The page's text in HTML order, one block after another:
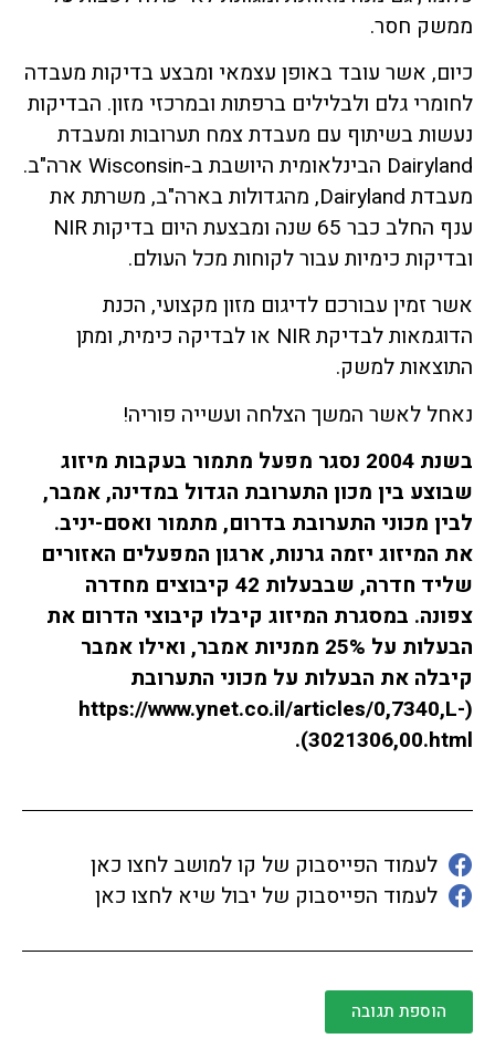
ממשק חסר.
כיום, אשר עובד באופן עצמאי ומבצע בדיקות מעבדה
לחומרי גלם ולבלילים ברפתות ובמרכזי מזון. הבדיקות
נעשות בשיתוף עם מעבדת צמח תערובות ומעבדת
Dairyland הבינלאומית היושבת ב-Wisconsin ארה"ב.
מעבדת Dairyland, מהגדולות בארה"ב, משרתת את
ענף החלב כבר 65 שנה ומבצעת היום בדיקות NIR
ובדיקות כימיות עבור לקוחות מכל העולם.
אשר זמין עבורכם לדיגום מזון מקצועי, הכנת
הדוגמאות לבדיקת NIR או לבדיקה כימית, ומתן
התוצאות למשק.
נאחל לאשר המשך הצלחה ועשייה פוריה!
בשנת 2004 נסגר מפעל מתמור בעקבות מיזוג
שבוצע בין מכון התערובת הגדול במדינה, אמבר,
לבין מכוני התערובת בדרום, מתמור ואסם-יניב.
את המיזוג יזמה גרנות, ארגון המפעלים האזורים
שליד חדרה, שבבעלות 42 קיבוצים מחדרה
צפונה. במסגרת המיזוג קיבלו קיבוצי הדרום את
הבעלות על 25% ממניות אמבר, ואילו אמבר
קיבלה את הבעלות על מכוני התערובת
(https://www.ynet.co.il/articles/0,7340,L-
3021306,00.html).
לעמוד הפייסבוק של קו למושב לחצו כאן
לעמוד הפייסבוק של יבול שיא לחצו כאן
הוספת תגובה